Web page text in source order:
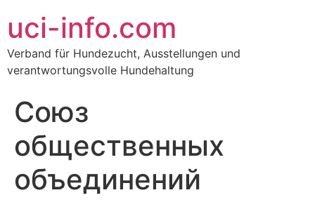
uci-info.com
Verband für Hundezucht, Ausstellungen und
verantwortungsvolle Hundehaltung
Союз
общественных
объединений